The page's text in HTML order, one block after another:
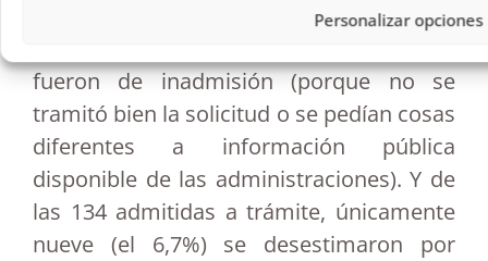
Personalizar opciones
En el pasado ejercicio el Comisionado
fueron de inadmisión (porque no se
tramitó bien la solicitud o se pedían cosas
diferentes a información pública
disponible de las administraciones). Y de
las 134 admitidas a trámite, únicamente
nueve (el 6,7%) se desestimaron por